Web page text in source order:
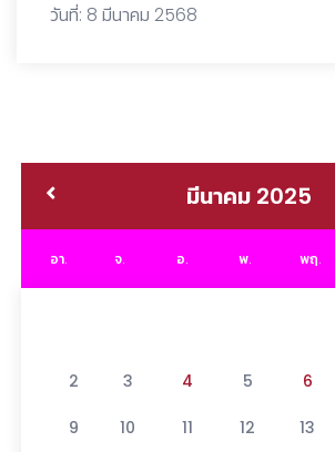
วันที่: 8 มีนาคม 2568
มีนาคม 2025
อา. จ. อ. พ. พฤ.
2 3 4 5 6
9 10 11 12 13